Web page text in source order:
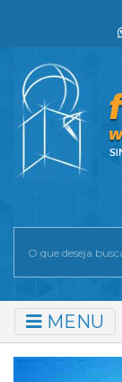
MENU